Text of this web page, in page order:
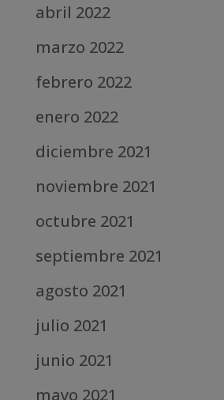
abril 2022
marzo 2022
febrero 2022
enero 2022
diciembre 2021
noviembre 2021
octubre 2021
septiembre 2021
agosto 2021
julio 2021
junio 2021
mayo 2021